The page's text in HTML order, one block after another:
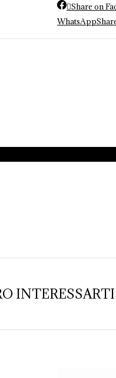
Share on
WhatsApp